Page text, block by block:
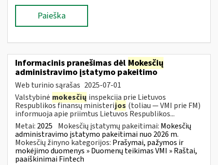
Paieška
Informacinis pranešimas dėl Mokesčių
administravimo įstatymo pakeitimo
Web turinio sąrašas 2025-07-01
Valstybinė mokesčių inspekcija prie Lietuvos
Respublikos finansų ministerijos (toliau — VMI prie FM)
informuoja apie priimtus Lietuvos Respublikos...
Metai: 2025 Mokesčių įstatymų pakeitimai: Mokesčių
administravimo įstatymo pakeitimai nuo 2026 m.
Mokesčių žinyno kategorijos: Prašymai, pažymos ir
mokėjimo duomenys » Duomenų teikimas VMI » Raštai,
paaiškinimai Fintech